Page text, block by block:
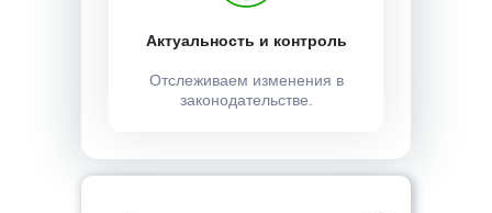
Актуальность и контроль
Отслеживаем изменения в
законодательстве.